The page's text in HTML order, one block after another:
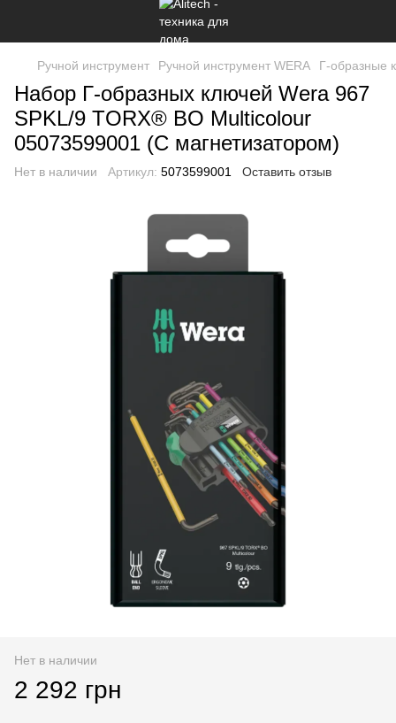
Ручной инструмент Ручной инструмент WERA Г-образные
Набор Г-образных ключей Wera 967
SPKL/9 TORX® BO Multicolour
05073599001 (С магнетизатором)
Нет в наличии Артикул: 5073599001 Оставить отзыв
Нет в наличии
2 292 грн